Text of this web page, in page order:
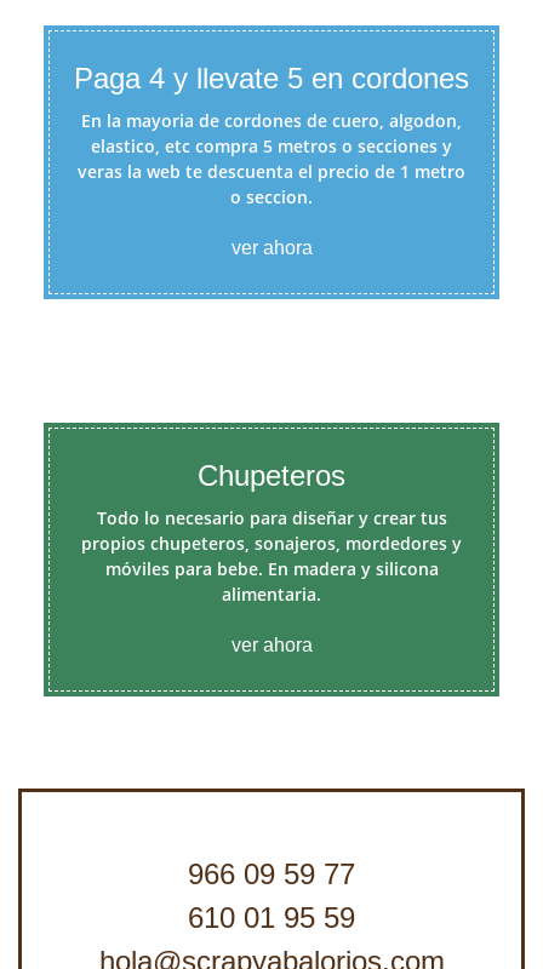
Paga 4 y llevate 5 en cordones
En la mayoria de cordones de cuero, algodon,
elastico, etc compra 5 metros o secciones y
veras la web te descuenta el precio de 1 metro
o seccion.
ver ahora
Chupeteros
Todo lo necesario para diseñar y crear tus
propios chupeteros, sonajeros, mordedores y
móviles para bebe. En madera y silicona
alimentaria.
ver ahora
966 09 59 77
610 01 95 59
hola@scrapyabalorios.com